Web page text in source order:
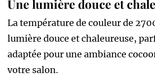
Une lumière douce et
La température de couleur de
lumière douce et chaleureuse,
adaptée pour une ambiance
votre salon.